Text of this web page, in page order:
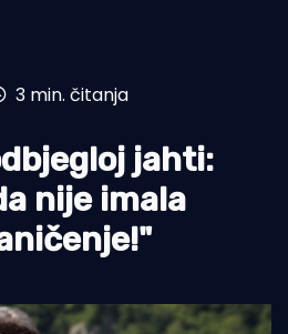
3 min. čitanja
jahti:
nije imala